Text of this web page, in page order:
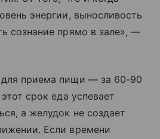
энергии, выносливость
сознание прямо в зале», —
приема пищи — за 60-90
срок еда успевает
а желудок не создает
Если времени